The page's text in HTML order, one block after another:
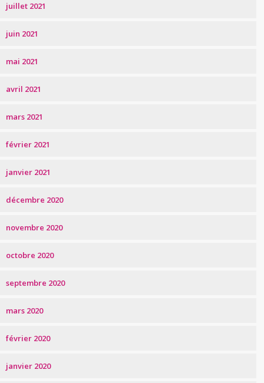
juillet 2021
juin 2021
mai 2021
avril 2021
mars 2021
février 2021
janvier 2021
décembre 2020
novembre 2020
octobre 2020
septembre 2020
mars 2020
février 2020
janvier 2020